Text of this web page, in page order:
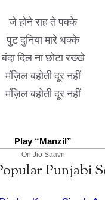
जे होने राह ते पक्के
पुट दुनिया मारे धक्के
बंदा दिल ना छोटा रख्खे
मंज़िल बहोती दूर नहीं
मंज़िल बहोती दूर नहीं
Play “Manzil”
On Jio Saavn
Punjabi